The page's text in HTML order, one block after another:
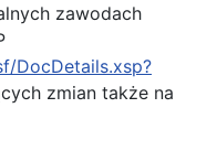
zawodach
DocDetails.xsp?
zmian także na